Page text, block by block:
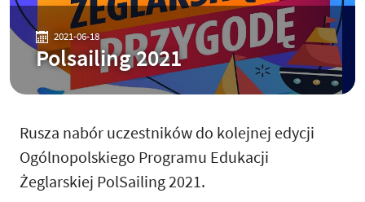
2021-06-18
Polsailing 2021
Rusza nabór uczestników do kolejnej edycji
Ogólnopolskiego Programu Edukacji
Żeglarskiej PolSailing 2021.